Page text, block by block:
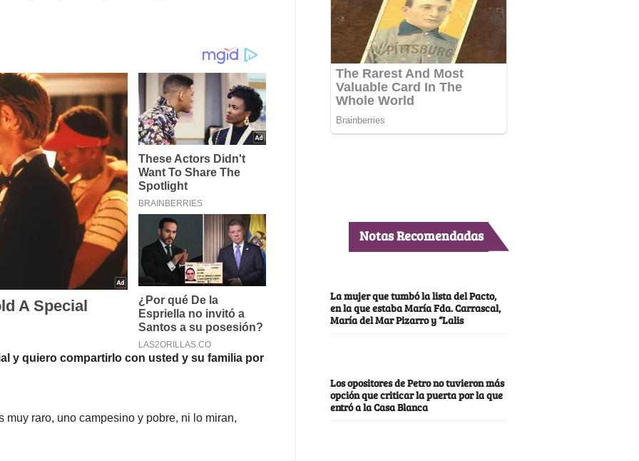
y quiero compartirlo con usted y su familia por
raro, uno campesino y pobre, ni lo miran,
Notas Recomendadas
La mujer que tumbó la lista del Pacto,
en la que estaba María Fda. Carrascal,
María del Mar Pizarro y “Lalis
Los opositores de Petro no tuvieron más
opción que criticar la puerta por la que
entró a la Casa Blanca